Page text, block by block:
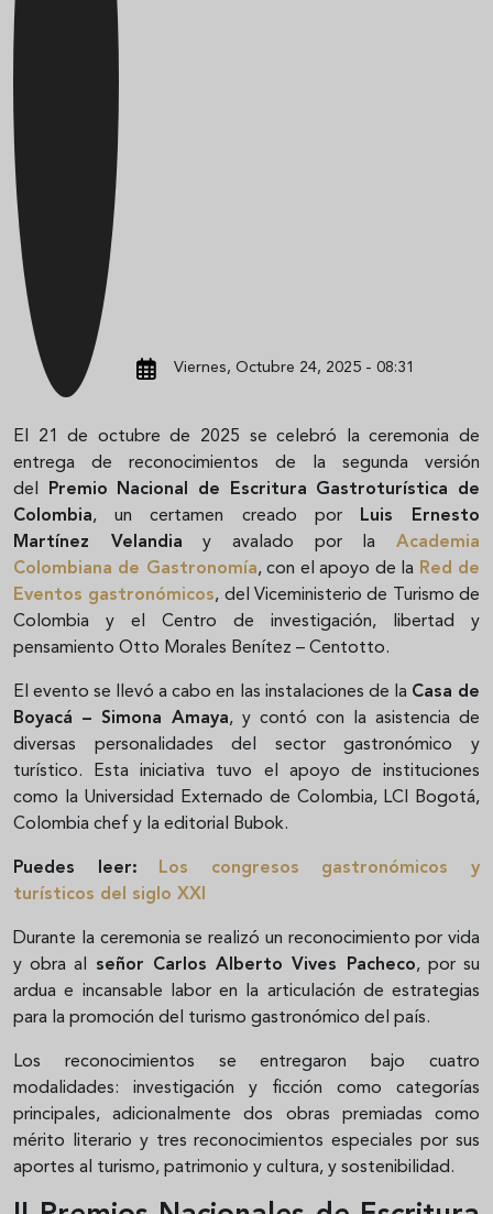
Viernes, Octubre 24, 2025 - 08:31
El 21 de octubre de 2025 se celebró la ceremonia de
entrega de reconocimientos de la segunda versión
del Premio Nacional de Escritura Gastroturística de
Colombia, un certamen creado por Luis Ernesto
Martínez Velandia y avalado por laAcademia
Colombiana de Gastronomía, con el apoyo de la Red de
Eventos gastronómicos, del Viceministerio de Turismo de
Colombia y el Centro de investigación, libertad y
pensamiento Otto Morales Benítez – Centotto.
El evento se llevó a cabo en las instalaciones de la Casa de
Boyacá – Simona Amaya, y contó con la asistencia de
diversas personalidades del sector gastronómico y
turístico. Esta iniciativa tuvo el apoyo de instituciones
como la Universidad Externado de Colombia, LCI Bogotá,
Colombia chef y la editorial Bubok.
Puedes leer:
Los congresos gastronómicos y
turísticos del siglo XXI
Durante la ceremonia se realizó un reconocimiento por vida
y obra al señor Carlos Alberto Vives Pacheco, por su
ardua e incansable labor en la articulación de estrategias
para la promoción del turismo gastronómico del país.
Los reconocimientos se entregaron bajo cuatro
modalidades: investigación y ficción como categorías
principales, adicionalmente dos obras premiadas como
mérito literario y tres reconocimientos especiales por sus
aportes al turismo, patrimonio y cultura, y sostenibilidad.